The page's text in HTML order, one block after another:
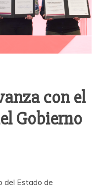
con el
Gobierno
del Estado de